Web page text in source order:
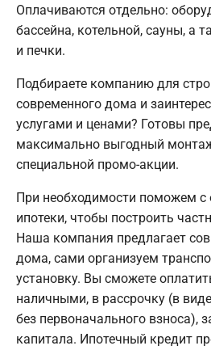
Оплачиваются отдельно:
бассейна, котельной, сауны, а
и печки.
Подбираете компанию для
современного дома и
услугами и ценами? Готовы
максимально выгодный
специальной промо-акции.
При необходимости поможем
ипотеки, чтобы построить
Наша компания предлагает
дома, сами организуем
установку. Вы сможете
наличными, в рассрочку (в
без первоначального взноса),
капитала. Ипотечный кредит